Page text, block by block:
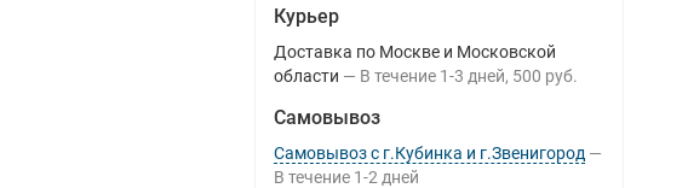
Курьер
Доставка по Москве и Московской
области
В течение 1-3 дней 500 руб.
Самовывоз
Самовывоз с г.Кубинка и г.Звенигород
В течение 1-2 дней